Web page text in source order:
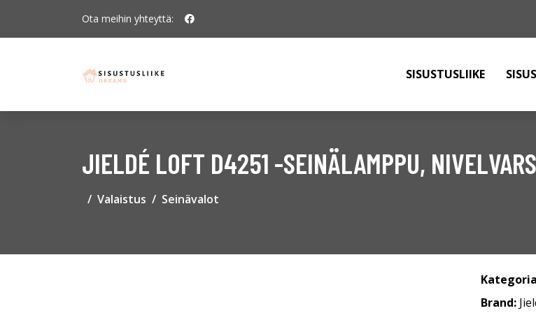
Ota meihin yhteyttä:
SISUSTUSLIIKE
JIELDÉ LOFT D4251 -SEINÄLAMPPU,
Valaistus Seinävalot
Brand: